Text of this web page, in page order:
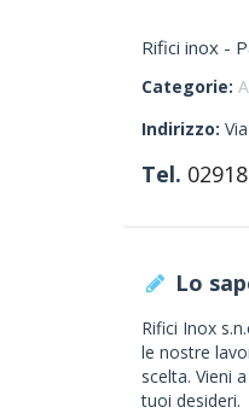
Rifici inox -
Categorie:
Indirizzo:
Tel.
Lo
Rifici Inox
le nostre
scelta. Vieni
tuoi desideri.